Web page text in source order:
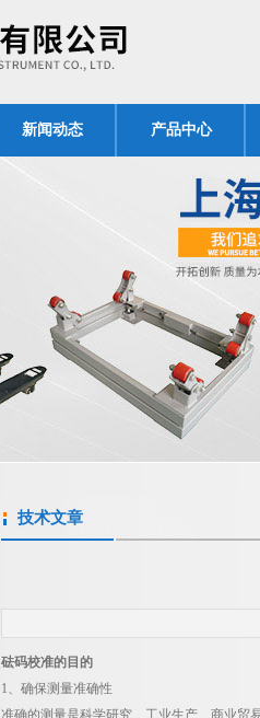
新闻动态 产品中心
技术文章
砝码校准的目的
1、确保测量准确性
准确的测量是科学研究、工业生产、商业贸